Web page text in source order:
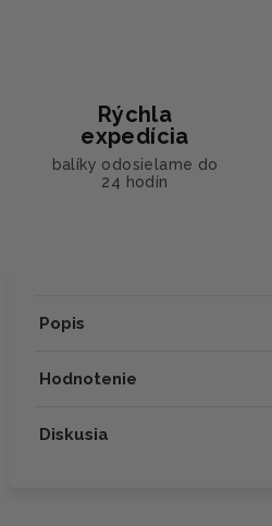
Rýchla
expedícia
balíky odosielame do
24 hodín
Popis
Hodnotenie
Diskusia